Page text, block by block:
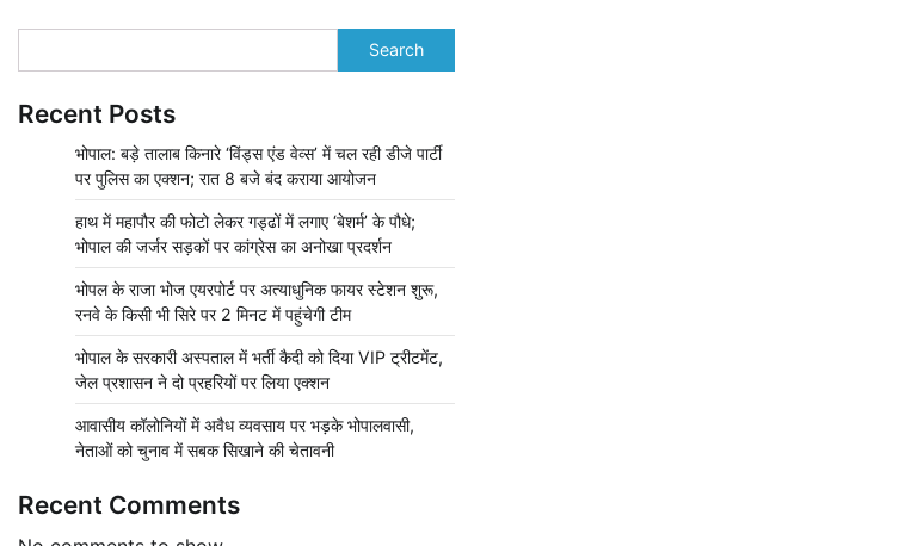
Search
Recent Posts
भोपाल: बड़े तालाब किनारे ‘विंड्स एंड वेव्स’ में चल रही डीजे पार्टी
पर पुलिस का एक्शन; रात 8 बजे बंद कराया आयोजन
हाथ में महापौर की फोटो लेकर गड्ढों में लगाए ‘बेशर्म’ के पौधे;
भोपाल की जर्जर सड़कों पर कांग्रेस का अनोखा प्रदर्शन
भोपल के राजा भोज एयरपोर्ट पर अत्याधुनिक फायर स्टेशन शुरू,
रनवे के किसी भी सिरे पर 2 मिनट में पहुंचेगी टीम
भोपाल के सरकारी अस्पताल में भर्ती कैदी को दिया VIP ट्रीटमेंट,
जेल प्रशासन ने दो प्रहरियों पर लिया एक्शन
आवासीय कॉलोनियों में अवैध व्यवसाय पर भड़के भोपालवासी,
नेताओं को चुनाव में सबक सिखाने की चेतावनी
Recent Comments